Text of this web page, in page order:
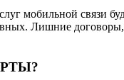
мобильной связи
Лишние